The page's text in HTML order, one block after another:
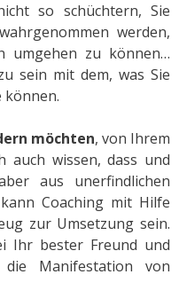
so schüchtern, Sie
werden,
umgehen zu können…
sein mit dem, was Sie
können.
möchten, von Ihrem
auch wissen, dass und
aus unerfindlichen
Coaching mit Hilfe
zur Umsetzung sein.
Ihr bester Freund und
Manifestation von